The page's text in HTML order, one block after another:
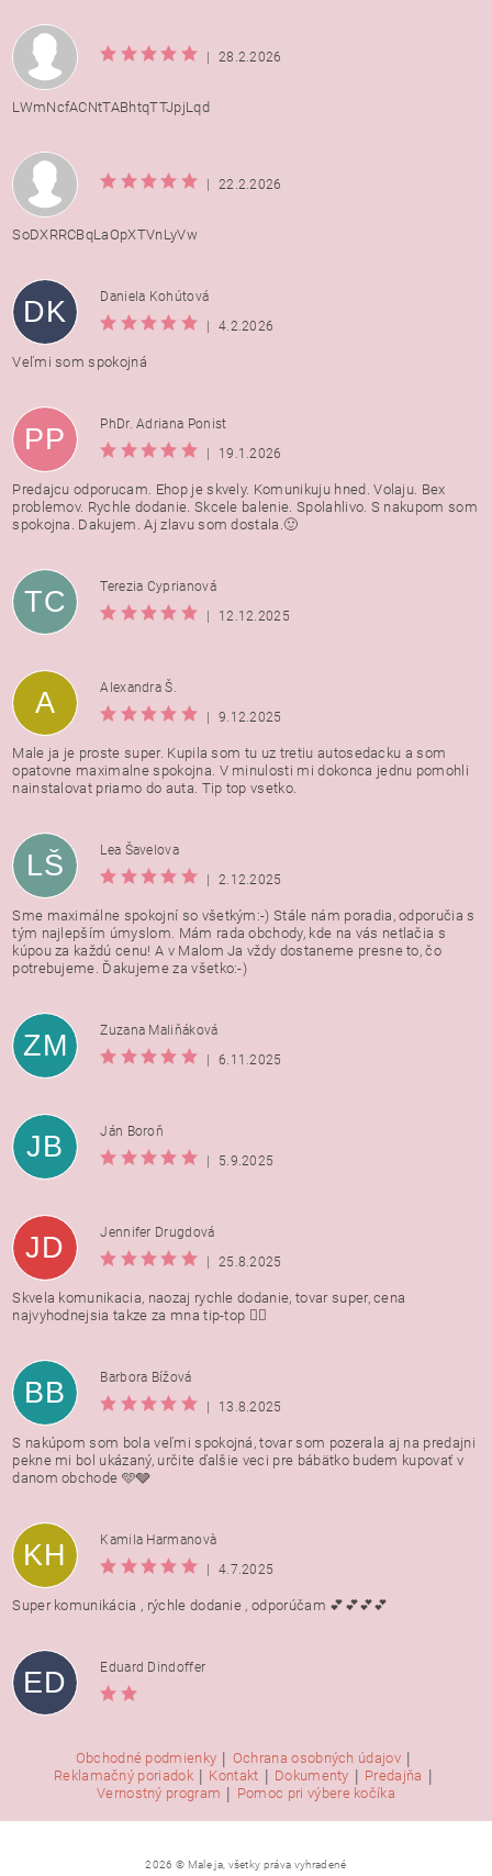
| 28.2.2026
LWmNcfACNtTABhtqTTJpjLqd
| 22.2.2026
SoDXRRCBqLaOpXTVnLyVw
DK
Daniela Kohútová
|
4.2.2026
Veľmi som spokojná
PP
PhDr. Adriana Ponist
|
19.1.2026
Predajcu odporucam. Ehop je skvely. Komunikuju hned. Volaju. Bex
problemov. Rychle dodanie. Skcele balenie. Spolahlivo. S nakupom som
spokojna. Dakujem. Aj zlavu som dostala.🙂
TC
Terezia Cyprianová
|
12.12.2025
A
Alexandra Š.
|
9.12.2025
Male ja je proste super. Kupila som tu uz tretiu autosedacku a som
opatovne maximalne spokojna. V minulosti mi dokonca jednu pomohli
nainstalovat priamo do auta. Tip top vsetko.
LŠ
Lea Šavelova
|
2.12.2025
Sme maximálne spokojní so všetkým:-) Stále nám poradia, odporučia s
tým najlepším úmyslom. Mám rada obchody, kde na vás netlačia s
kúpou za každú cenu! A v Malom Ja vždy dostaneme presne to, čo
potrebujeme. Ďakujeme za všetko:-)
ZM
Zuzana Maliňáková
|
6.11.2025
JB
Ján Boroň
|
5.9.2025
JD
Jennifer Drugdová
|
25.8.2025
Skvela komunikacia, naozaj rychle dodanie, tovar super, cena
najvyhodnejsia takze za mna tip-top 👍🏻
BB
Barbora Bížová
|
13.8.2025
S nakúpom som bola veľmi spokojná, tovar som pozerala aj na predajni
pekne mi bol ukázaný, určite ďalšie veci pre bábätko budem kupovať v
danom obchode 🩵🩶
KH
Kamila Harmanovà
|
4.7.2025
Super komunikácia , rýchle dodanie , odporúčam 💕💕💕💕
ED Eduard Dindoffer
Obchodné podmienky | Ochrana osobných údajov |
Reklamačný poriadok | Kontakt | Dokumenty | Predajňa |
Vernostný program | Pomoc pri výbere kočíka
2026 © Male ja, všetky práva vyhradené